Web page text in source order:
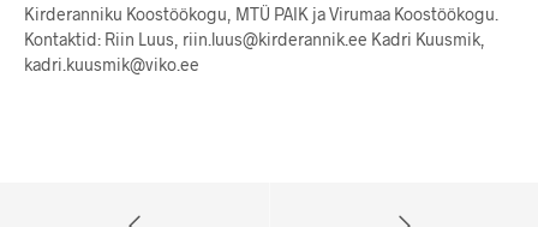
Kirderanniku Koostöökogu, MTÜ PAIK ja Virumaa Koostöökogu.
Kontaktid: Riin Luus, riin.luus@kirderannik.ee Kadri Kuusmik,
kadri.kuusmik@viko.ee